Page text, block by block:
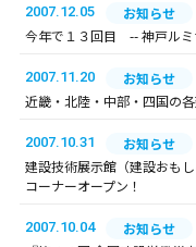
九州・沖縄（
2007.12.05
お知らせ
今年で１３回目 -- 神戸ル
2007.11.20
お知らせ
近畿・北陸・中部・四国の
2007.10.31
お知らせ
建設技術展示館（建設おも
コーナーオープン！
2007.10.04
お知らせ